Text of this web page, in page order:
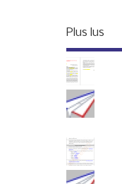
Plus lus